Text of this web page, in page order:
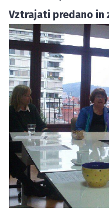
Vztrajati predano